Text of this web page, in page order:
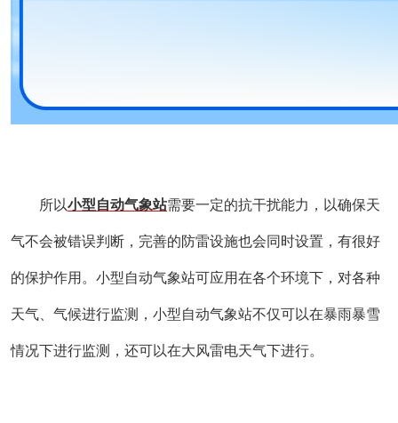
所以小型自动气象站需要一定的抗干扰能力，以确保天
气不会被错误判断，完善的防雷设施也会同时设置 ， 有很好
的保护作用。 小型自动气象站可应用在各个环境下，对各种
天气、气候进行监测，小型自动气象站不仅可以在暴雨暴雪
情况下进行监测，还可以在大风雷电天气下进行。